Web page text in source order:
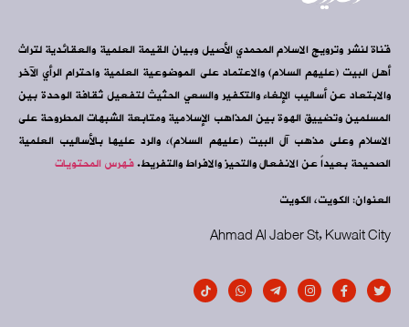
قناة لنشر وترويج الاسلام المحمدي الأصيل وبيان القيمة العلمية والعقائدية لتراث
أهل البيت (عليهم السلام) والاعتماد على الموضوعية العلمية واحترام الرأي الآخر
والابتعاد عن أساليب الإلغاء والتكفير والسعي الحثيث لتفعيل ثقافة الوحدة بين
المسلمين وتضييق الهوة بين المذاهب الإسلامية ومتابعة الشبهات المطروحة على
الاسلام وعلى مذهب آل البيت (عليهم السلام)، والرد عليها بالأساليب العلمية
الصحيحة بعيداً عن الانفعال والتحيز والافراط والتفريط.فهرس المحتويات
العنوان: الكويت، الكويت
Ahmad Al Jaber St, Kuwait City